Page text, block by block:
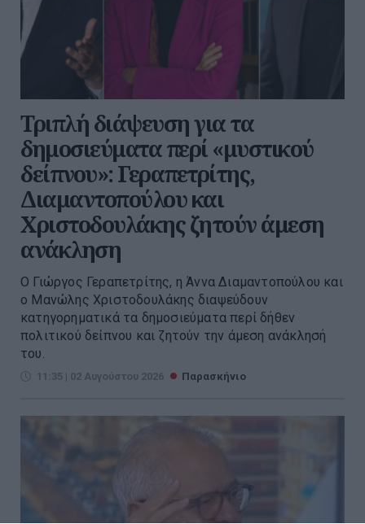
Τριπλή διάψευση για τα
δημοσιεύματα περί «μυστικού
δείπνου»: Γεραπετρίτης,
Διαμαντοπούλου και
Χριστοδουλάκης ζητούν άμεση
ανάκληση
Ο Γιώργος Γεραπετρίτης, η Άννα Διαμαντοπούλου και
ο Μανώλης Χριστοδουλάκης διαψεύδουν
κατηγορηματικά τα δημοσιεύματα περί δήθεν
πολιτικού δείπνου και ζητούν την άμεση ανάκλησή
του.
11:35 | 02 Αυγούστου 2026 Παρασκήνιο